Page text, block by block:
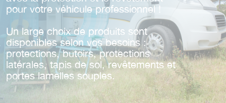
pour votre véhicule professionnel !
Un large choix de produits sont
disponibles selon vos besoins :
protections, butoirs, protections
latérales, tapis de sol, revêtements et
portes lamelles souples.